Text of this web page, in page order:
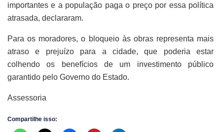
importantes e a população paga o preço por essa política
atrasada, declararam.
Para os moradores, o bloqueio às obras representa mais
atraso e prejuízo para a cidade, que poderia estar
colhendo os benefícios de um investimento público
garantido pelo Governo do Estado.
Assessoria
Compartilhe isso: